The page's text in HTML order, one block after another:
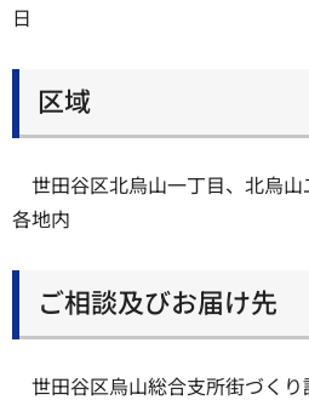
日
区域
世田谷区北烏山一丁目、北烏
各地内
ご相談及びお届け先
世田谷区烏山総合支所街づくり